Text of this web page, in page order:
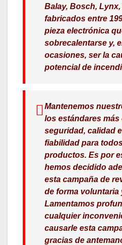
Balay, Bosch, Lynx,
fabricados entre
pieza electrónica
sobrecalentarse y,
ocasiones, ser la
potencial de
Mantenemos
los estándares
seguridad, calidad
fiabilidad para
productos. Es por
hemos decidido
esta campaña de
de forma voluntaria
Lamentamos
cualquier
causarle esta
gracias de